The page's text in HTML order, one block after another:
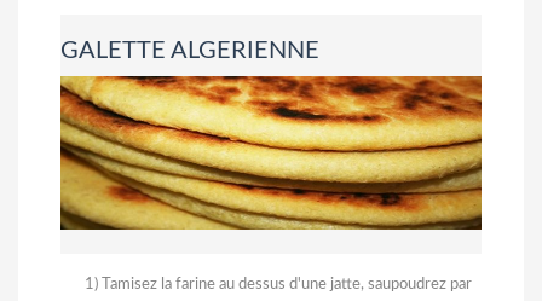
GALETTE ALGERIENNE
1) Tamisez la farine au dessus d'une jatte, saupoudrez par